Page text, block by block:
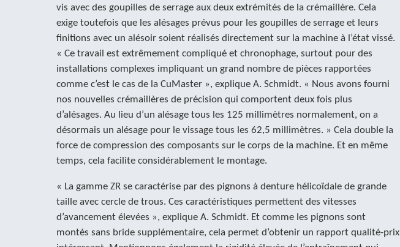
vis avec des goupilles de serrage aux deux extrémités de la crémaillère. Cela
exige toutefois que les alésages prévus pour les goupilles de serrage et leurs
finitions avec un alésoir soient réalisés directement sur la machine à l’état vissé.
« Ce travail est extrêmement compliqué et chronophage, surtout pour des
installations complexes impliquant un grand nombre de pièces rapportées
comme c’est le cas de la CuMaster », explique A. Schmidt. « Nous avons fourni
nos nouvelles crémaillères de précision qui comportent deux fois plus
d’alésages. Au lieu d’un alésage tous les 125 millimètres normalement, on a
désormais un alésage pour le vissage tous les 62,5 millimètres. » Cela double la
force de compression des composants sur le corps de la machine. Et en même
temps, cela facilite considérablement le montage.
« La gamme ZR se caractérise par des pignons à denture hélicoïdale de grande
taille avec cercle de trous. Ces caractéristiques permettent des vitesses
d’avancement élevées », explique A. Schmidt. Et comme les pignons sont
montés sans bride supplémentaire, cela permet d’obtenir un rapport qualité-prix